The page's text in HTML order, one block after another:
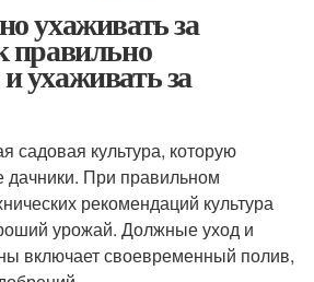
ухаживать за
правильно
ухаживать за
садовая культура, которую
При правильном
рекомендаций культура
урожай. Должные уход и
включает своевременный полив,